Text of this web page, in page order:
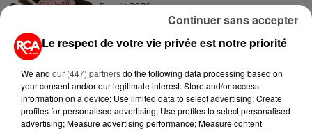
5 août 2026
MANGER SAINEMENT COÛTE 25 %
PLUS CHER QU'IL Y A CINQ ANS,
ALERTE L’ONU
5 août 2026
QUELLES SONT LES MARQUES QUI
OFFRENT LE MEILLEUR RAPPORT...
Le respect de votre vie privée est notre priorité
We and our (447) partnersdo the following data processing based on
your consent and/or our legitimate interest: Store and/or access
information on a device; Use limited data to select advertising; Create
profiles for personalised advertising; Use profiles to select personalised
advertising; Measure advertising performance; Measure content
Continuer sans accepter